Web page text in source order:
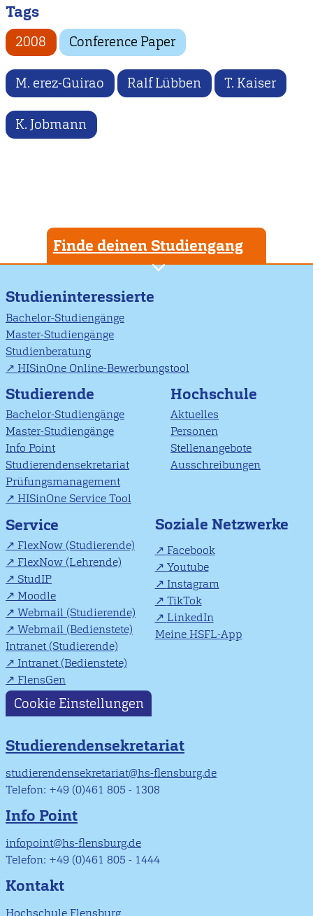
Tags
2008 Conference Paper
M. erez-Guirao Ralf Lübben T. Kaiser
K. Jobmann
Finde deinen Studiengang
Studieninteressierte
Bachelor-Studiengänge
Master-Studiengänge
Studienberatung
HISinOne Online-Bewerbungstool
Studierende
Bachelor-Studiengänge
Master-Studiengänge
Info Point
Studierendensekretariat
Prüfungsmanagement
HISinOne Service Tool
Hochschule
Aktuelles
Personen
Stellenangebote
Ausschreibungen
Service
FlexNow (Studierende)
FlexNow (Lehrende)
StudIP
Moodle
Webmail (Studierende)
Webmail (Bedienstete)
Intranet (Studierende)
Intranet (Bedienstete)
FlensGen
Soziale Netzwerke
Facebook
Youtube
Instagram
TikTok
LinkedIn
Meine HSFL-App
Cookie Einstellungen
Studierendensekretariat
studierendensekretariat@hs-flensburg.de
Telefon: +49 (0)461 805 - 1308
Info Point
infopoint@hs-flensburg.de
Telefon: +49 (0)461 805 - 1444
Kontakt